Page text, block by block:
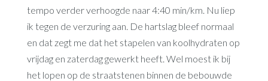
tempo verder verhoogde naar 4:40 min/km. Nu liep
ik tegen de verzuring aan. De hartslag bleef normaal
en dat zegt me dat het stapelen van koolhydraten op
vrijdag en zaterdag gewerkt heeft. Wel moest ik bij
het lopen op de straatstenen binnen de bebouwde